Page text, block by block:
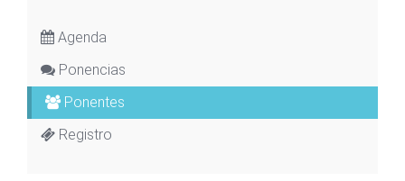
Agenda
Ponencias
Ponentes
Registro